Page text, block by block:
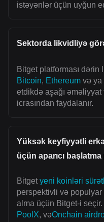
istəyənlər üçün uyğun
Sektorda likvidliyə
Bitget platforması
Bitcoin, Ethereum və ya
etdikdə aşağı
icrasından faydalanır.
Yüksək keyfiyyətli
üçün aparıcı
Bitget yeni koinləri
perspektivli və
alma üçün Bitget-i
PoolX, vəOnchain